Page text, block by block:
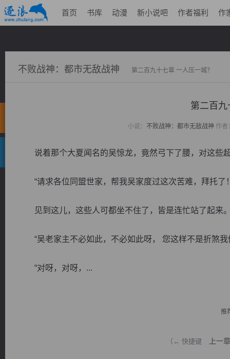
首页 书库 动漫 新小说吧 作者福利 作
不败战神：都市无敌战神 第二百九十七章 一人压一城？
第二百
小说： 不败战神：都市无敌战神 作者
说着那个大夏闻名的吴惊龙，竟然弓下了腰，对这些
“请求各位同盟世家，帮我吴家度过这次苦难，拜托了
见到这儿，这些人可都坐不住了，皆是连忙站了起来
“吴老家主不必如此，不必如此呀， 您这样不是折煞我
“对呀，对呀，...
推
（← 快捷键 上一章